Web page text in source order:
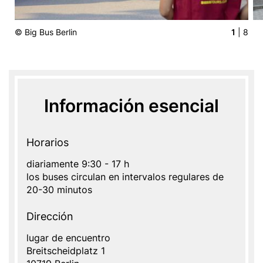
© Big Bus Berlin 1 | 8
Información esencial
Horarios
diariamente 9:30 - 17 h
los buses circulan en intervalos regulares de
20-30 minutos
Dirección
Address
Name
lugar de encuentro
Dirección
Breitscheidplatz 1